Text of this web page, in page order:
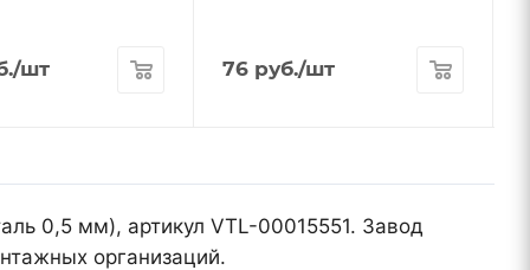
/шт 76 руб./шт
0,5 мм), артикул VTL-00015551. Завод
организаций.